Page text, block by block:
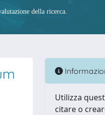
della ricerca.
Utilizza
citare o